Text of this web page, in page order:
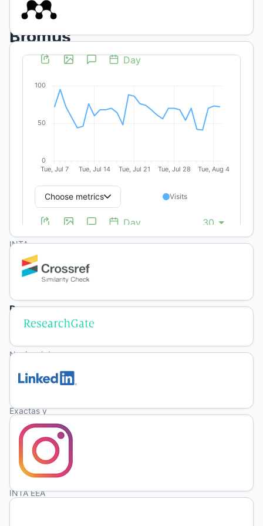
in
Bromus
brevis
“pampeana”
(brome
grass)
Ruiz
INTA
EEA
Anguil
R.
D.
Ernst
Universidad
Nacional de
Facultad de
Exactas y
Naturales
Covas
INTA EEA